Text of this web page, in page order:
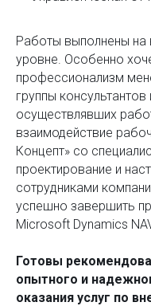
Работы выполнены
уровне. Особенно
профессионализм
группы
осуществлявших
взаимодействие
Концепт» со
проектирование и
сотрудниками
успешно завершить
Microsoft Dynamics
Готовы
опытного и
оказания услуг по